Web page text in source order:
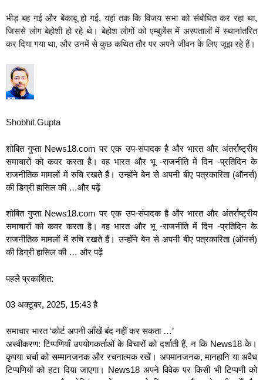
भीड़ बह गई और बेकाबू हो गई, यहां तक ​​कि विजय सभा को संबोधित कर रहा था,
जिससे लोग बेहोशी हो रहे थे। बेहोश लोगों को एम्बुलेंस में अस्पतालों में स्थानांतरित
कर दिया गया था, और उनमें से कुछ कथित तौर पर अपने जीवन के लिए जूझ रहे हैं।
Shobhit Gupta
शोबित गुप्ता News18.com पर एक उप-संपादक है और भारत और अंतर्राष्ट्रीय
समाचारों को कवर करता है। वह भारत और भू -राजनीति में दिन -प्रतिदिन के
राजनीतिक मामलों में रुचि रखते हैं। उन्होंने बेन से अपनी बीए पत्रकारिता (ऑनर्स)
की डिग्री हासिल की …और पढ़ें
शोबित गुप्ता News18.com पर एक उप-संपादक है और भारत और अंतर्राष्ट्रीय
समाचारों को कवर करता है। वह भारत और भू -राजनीति में दिन -प्रतिदिन के
राजनीतिक मामलों में रुचि रखते हैं। उन्होंने बेन से अपनी बीए पत्रकारिता (ऑनर्स)
की डिग्री हासिल की … और पढ़ें
पहले प्रकाशित:
03 अक्टूबर, 2025, 15:43 है
समाचार भारत ‘कोर्ट अपनी आँखें बंद नहीं कर सकता …’
अस्वीकरण: टिप्पणियाँ उपयोगकर्ताओं के विचारों को दर्शाती हैं, न कि News18 के।
कृपया चर्चा को सम्मानजनक और रचनात्मक रखें। अपमानजनक, मानहानि या अवैध
टिप्पणियों को हटा दिया जाएगा। News18 अपने विवेक पर किसी भी टिप्पणी को